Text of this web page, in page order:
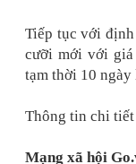
Tiếp tục với
cưỡi mới với giá
tạm thời 10
Thông tin chi
Mạng xã hội